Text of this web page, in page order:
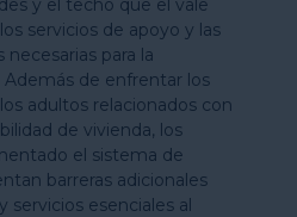
servicios de apoyo y las
para la
Además de enfrentar los
adultos relacionados con
de vivienda, los
el sistema de
barreras adicionales
servicios esenciales al